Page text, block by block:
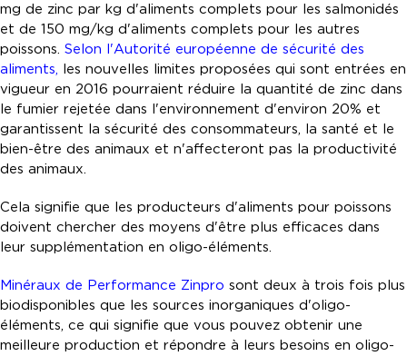
mg de zinc par kg d'aliments complets pour les salmonidés
et de 150 mg/kg d'aliments complets pour les autres
poissons. Selon l'Autorité européenne de sécurité des
aliments, les nouvelles limites proposées qui sont entrées en
vigueur en 2016 pourraient réduire la quantité de zinc dans
le fumier rejetée dans l'environnement d'environ 20% et
garantissent la sécurité des consommateurs, la santé et le
bien-être des animaux et n'affecteront pas la productivité
des animaux.
Cela signifie que les producteurs d'aliments pour poissons
doivent chercher des moyens d'être plus efficaces dans
leur supplémentation en oligo-éléments.
Minéraux de Performance Zinpro sont deux à trois fois plus
biodisponibles que les sources inorganiques d'oligo-
éléments, ce qui signifie que vous pouvez obtenir une
meilleure production et répondre à leurs besoins en oligo-